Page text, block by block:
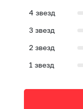
4 звезд
3звезд
2звезд
1 звезд